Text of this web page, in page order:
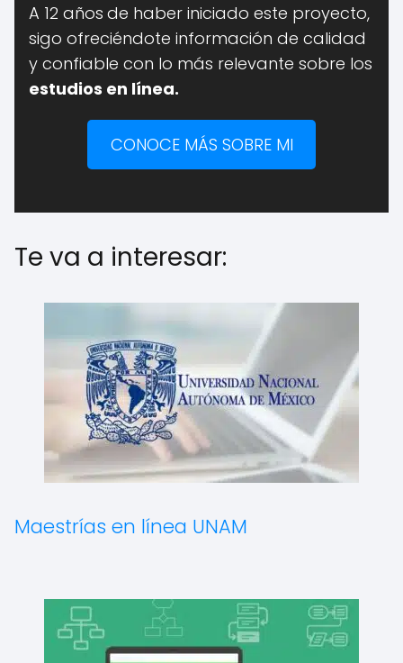
A 12 años de haber iniciado este proyecto,
sigo ofreciéndote información de calidad
y confiable con lo más relevante sobre los
estudios en línea.
CONOCE MÁS SOBRE MI
Te va a interesar:
Maestrías en línea UNAM